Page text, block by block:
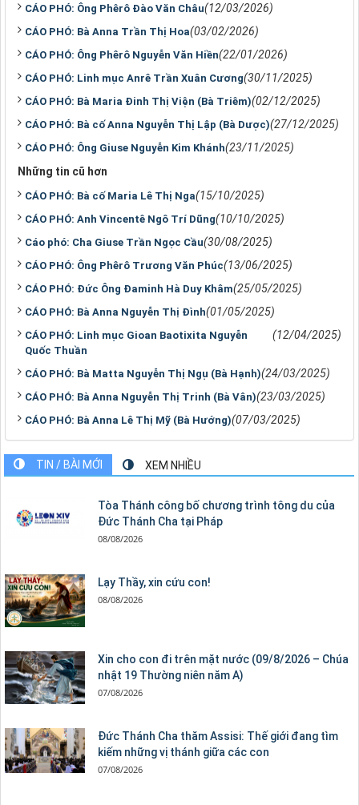
CÁO PHÓ: Ông Phêrô Đào Văn Châu(12/03/2026)
CÁO PHÓ: Bà Anna Trần Thị Hoa(03/02/2026)
CÁO PHÓ: Ông Phêrô Nguyễn Văn Hiền(22/01/2026)
CÁO PHÓ: Linh mục Anrê Trần Xuân Cương(30/11/2025)
CÁO PHÓ: Bà Maria Đinh Thị Viện (Bà Triêm)(02/12/2025)
CÁO PHÓ: Bà cố Anna Nguyễn Thị Lập (Bà Dược)(27/12/2025)
CÁO PHÓ: Ông Giuse Nguyễn Kim Khánh(23/11/2025)
Những tin cũ hơn
CÁO PHÓ: Bà cố Maria Lê Thị Nga(15/10/2025)
CÁO PHÓ: Anh Vincentê Ngô Trí Dũng(10/10/2025)
Cáo phó: Cha Giuse Trần Ngọc Cầu(30/08/2025)
CÁO PHÓ: Ông Phêrô Trương Văn Phúc(13/06/2025)
CÁO PHÓ: Đức Ông Đaminh Hà Duy Khâm(25/05/2025)
CÁO PHÓ: Bà Anna Nguyễn Thị Đình(01/05/2025)
CÁO PHÓ: Linh mục Gioan Baotixita Nguyễn
Quốc Thuần
(12/04/2025)
CÁO PHÓ: Bà Matta Nguyễn Thị Ngụ (Bà Hạnh)(24/03/2025)
CÁO PHÓ: Bà Anna Nguyễn Thị Trinh (Bà Vân)(23/03/2025)
CÁO PHÓ: Bà Anna Lê Thị Mỹ (Bà Hướng)(07/03/2025)
TIN / BÀI MỚI XEM NHIỀU
Tòa Thánh công bố chương trình tông du của
Đức Thánh Cha tại Pháp
08/08/2026
Lạy Thầy, xin cứu con!
08/08/2026
Xin cho con đi trên mặt nước (09/8/2026 – Chúa
nhật 19 Thường niên năm A)
07/08/2026
Đức Thánh Cha thăm Assisi: Thế giới đang tìm
kiếm những vị thánh giữa các con
07/08/2026